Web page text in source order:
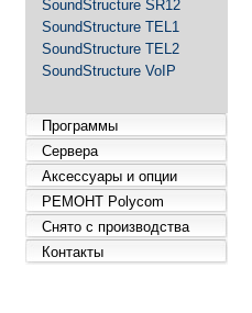
SoundStructure SR12
SoundStructure TEL1
SoundStructure TEL2
SoundStructure VoIP
Программы
Сервера
Аксессуары и опции
РЕМОНТ Polycom
Снято с производства
Контакты